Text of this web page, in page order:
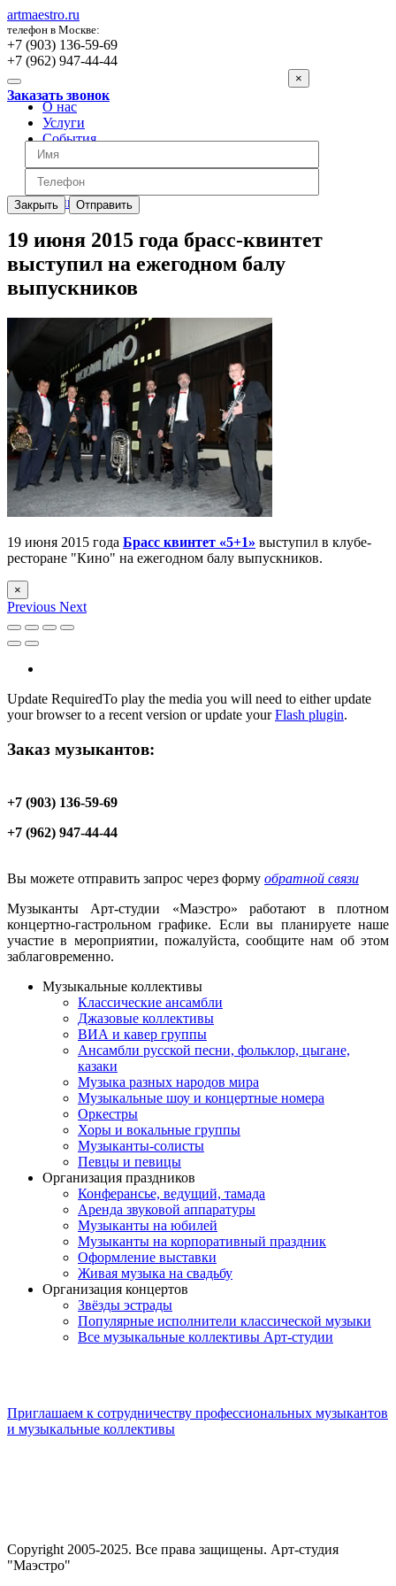
artmaestro.ru
телефон в Москве:
+7 (903) 136-59-69
+7 (962) 947-44-44
Заказать звонок
×
Закрыть Отправить
О нас
Услуги
События
Вопросы
Отзывы
Обратная связь
Цены
19 июня 2015 года брасс-квинтет
выступил на ежегодном балу
выпускников
19 июня 2015 года Брасс квинтет «5+1» выступил в клубе-
ресторане "Кино" на ежегодном балу выпускников.
×
Previous Next
Update RequiredTo play the media you will need to either update
your browser to a recent version or update yourFlash plugin.
Заказ музыкантов:
+7 (903) 136-59-69
+7 (962) 947-44-44
Вы можете отправить запрос через форму обратной связи
Музыканты Арт-студии «Маэстро» работают в плотном
концертно-гастрольном графике. Если вы планируете наше
участие в мероприятии, пожалуйста, сообщите нам об этом
заблаговременно.
Музыкальные коллективы
Классические ансамбли
Джазовые коллективы
ВИА и кавер группы
Ансамбли русской песни, фольклор, цыгане,
казаки
Музыка разных народов мира
Музыкальные шоу и концертные номера
Оркестры
Хоры и вокальные группы
Музыканты-солисты
Певцы и певицы
Организация праздников
Конферансье, ведущий, тамада
Аренда звуковой аппаратуры
Музыканты на юбилей
Музыканты на корпоративный праздник
Оформление выставки
Живая музыка на свадьбу
Организация концертов
Звёзды эстрады
Популярные исполнители классической музыки
Все музыкальные коллективы Арт-студии
Приглашаем к сотрудничеству профессиональных музыкантов
и музыкальные коллективы
Copyright 2005-2025. Все права защищены. Арт-студия
"Маэстро"